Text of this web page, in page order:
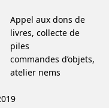
Appel aux dons de
livres, collecte de
piles
commandes d’objets,
atelier nems